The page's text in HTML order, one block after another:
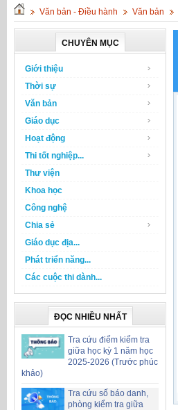
Văn bản - Điều hành Văn bản
CHUYÊN MỤC
Giới thiệu
Thời sự
Văn bản
Giáo dục
Hoạt động
Thi tốt nghiệp...
Thư viện
Khoa học
Công nghệ
Chia sẻ
Giáo dục địa...
Phát triển năng...
Các cuộc thi dành...
ĐỌC NHIỀU NHẤT
Tra cứu điểm kiểm tra
giữa học kỳ 1 năm học
2025-2026 (Trước phúc
khảo)
Tra cứu số báo danh,
phòng kiểm tra giữa